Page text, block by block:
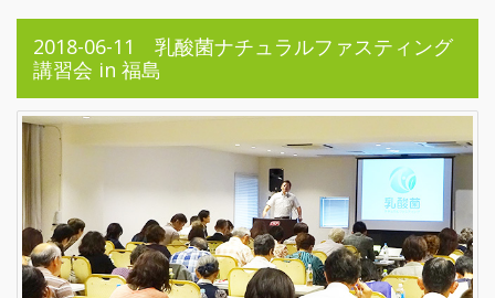
2018-06-11 乳酸菌ナチュラルファスティング
講習会 in 福島